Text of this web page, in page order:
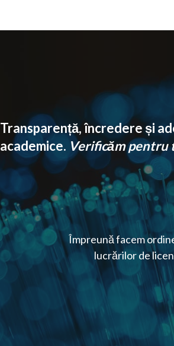
Transparență, încredere și
academice. Verificăm pentru
Împreună facem
lucrărilor de